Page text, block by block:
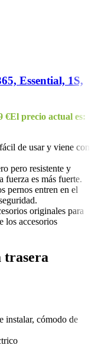
Essential, 1S,
€El precio actual es:
de usar y viene con
pero resistente y
fuerza es más fuerte.
pernos entren en el
originales para
los accesorios
trasera
instalar, cómodo de